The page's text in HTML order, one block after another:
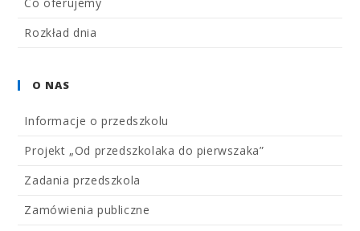
Rozkład dnia
O NAS
Informacje o przedszkolu
Projekt „Od przedszkolaka do pierwszaka”
Zadania przedszkola
Zamówienia publiczne